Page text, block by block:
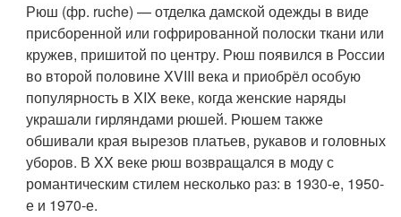
Рюш (фр. ruche) — отделка дамской одежды в виде
присборенной или гофрированной полоски ткани или
кружев, пришитой по центру. Рюш появился в России
во второй половине XVIII века и приобрёл особую
популярность в XIX веке, когда женские наряды
украшали гирляндами рюшей. Рюшем также
обшивали края вырезов платьев, рукавов и головных
уборов. В XX веке рюш возвращался в моду с
романтическим стилем несколько раз: в 1930-е, 1950-
е и 1970-е.